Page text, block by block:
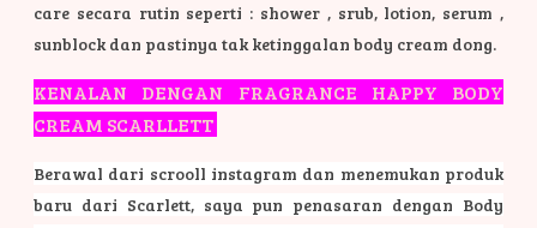
care secara rutin seperti : shower , srub, lotion, serum ,
sunblock dan pastinya tak ketinggalan body cream dong.
KENALAN DENGAN FRAGRANCE HAPPY BODY
CREAM SCARLLETT
Berawal dari scrooll instagram dan menemukan produk
baru dari Scarlett, saya pun penasaran dengan Body